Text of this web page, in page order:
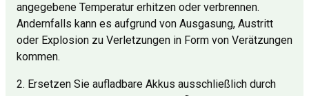
angegebene Temperatur erhitzen oder verbrennen.
Andernfalls kann es aufgrund von Ausgasung, Austritt
oder Explosion zu Verletzungen in Form von Verätzungen
kommen.
2. Ersetzen Sie aufladbare Akkus ausschließlich durch